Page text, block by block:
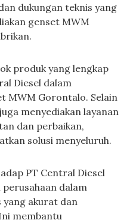
dukungan teknis yang
genset MWM
produk yang lengkap
Diesel dalam
MWM Gorontalo. Selain
menyediakan layanan
dan perbaikan,
solusi menyeluruh.
PT Central Diesel
dalam
akurat dan
membantu